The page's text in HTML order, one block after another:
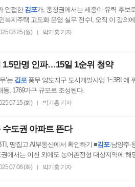
인접한 김포가, 충청권에서는 세종이 유력 후보
복지주택 고도화 운영 실무 전수!, 오직 이 강의
(월) | 박기홍 기자
만명 인파…15일 1순위 청약
’는 김포풍무 양도지구 도시개발사업 1~3BL에
동, 1769가구 규모로 조성된다.
(화) | 박기홍 기자
도권 아파트 뜬다
땅집고 AI부동산에서 확인하기 ■김포·남양주·
권에서는 이천 외에도 농어촌전형 대상지역에 해
(화) | 박기홍 기자